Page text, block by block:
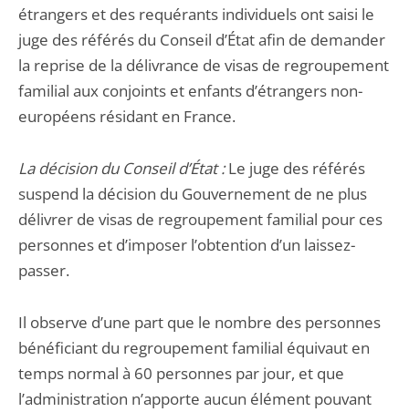
étrangers et des requérants individuels ont saisi le
juge des référés du Conseil d’État afin de demander
la reprise de la délivrance de visas de regroupement
familial aux conjoints et enfants d’étrangers non-
européens résidant en France.
La décision du Conseil d’État :Le juge des référés
suspend la décision du Gouvernement de ne plus
délivrer de visas de regroupement familial pour ces
personnes et d’imposer l’obtention d’un laissez-
passer.
Il observe d’une part que le nombre des personnes
bénéficiant du regroupement familial équivaut en
temps normal à 60 personnes par jour, et que
l’administration n’apporte aucun élément pouvant